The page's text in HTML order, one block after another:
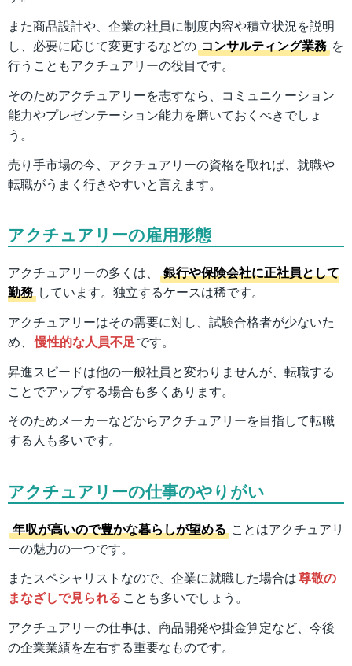
また商品設計や、企業の社員に制度内容や積立状況を説明
し、必要に応じて変更するなどの コンサルティング業務 を
行うこともアクチュアリーの役目です。
そのためアクチュアリーを志すなら、コミュニケーション
能力やプレゼンテーション能力を磨いておくべきでしょ
う。
売り手市場の今、アクチュアリーの資格を取れば、就職や
転職がうまく行きやすいと言えます。
アクチュアリーの雇用形態
アクチュアリーの多くは、
銀行や保険会社に正社員として
勤務 しています。独立するケースは稀です。
アクチュアリーはその需要に対し、試験合格者が少ないた
め、 慢性的な人員不足です。
昇進スピードは他の一般社員と変わりませんが、転職する
ことでアップする場合も多くあります。
そのためメーカーなどからアクチュアリーを目指して転職
する人も多いです。
アクチュアリーの仕事のやりがい
年収が高いので豊かな暮らしが望める ことはアクチュアリ
ーの魅力の一つです。
またスペシャリストなので、企業に就職した場合は尊敬の
まなざしで見られる ことも多いでしょう。
アクチュアリーの仕事は、商品開発や掛金算定など、今後
の企業業績を左右する重要なものです。